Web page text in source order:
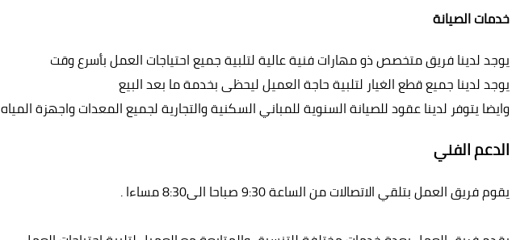
خدمات الصيانة
يوجد لدينا فريق متخصص ذو مهارات فنية عالية لتلبية جميع احتياجات العمل بأسرع وقت
يوجد لدينا جميع قطع الغيار لتلبية حاجة العميل ليحظى بخدمة ما بعد البيع
وايضا يتوفر لدينا عقود للصيانة السنوية للمباني السكنية والتجارية لجميع المعدات واجهزة المياه
الدعم الفني
يقوم فريق العمل بتلقي الاتصالات من الساعة 9:30 صباحا الى8:30 مساءا .